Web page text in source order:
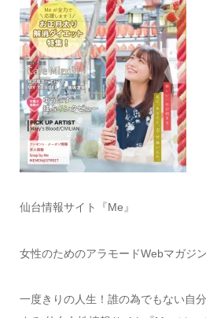
仙台情報サイト『Me』
女性のためのアラモードWebマガジ
一度きりの人生！誰の為でもない自